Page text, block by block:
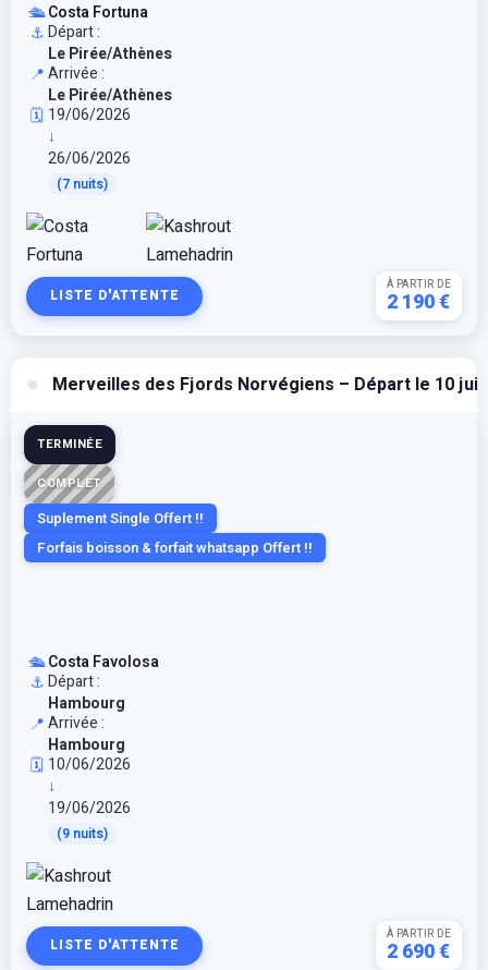
🛳️Costa Fortuna
⚓Départ :
Le Pirée/Athènes
📍Arrivée :
Le Pirée/Athènes
🗓️ 19/06/2026
↓
26/06/2026
(7 nuits)
LISTE D'ATTENTE
À PARTIR DE
2 190 €
Merveilles des Fjords Norvégiens – Départ le 10 juin
TERMINÉE
COMPLET
Suplement Single Offert !!
Forfais boisson & forfait whatsapp Offert !!
🛳️Costa Favolosa
⚓Départ :
Hambourg
📍Arrivée :
Hambourg
🗓️ 10/06/2026
↓
19/06/2026
(9 nuits)
LISTE D'ATTENTE
À PARTIR DE
2 690 €